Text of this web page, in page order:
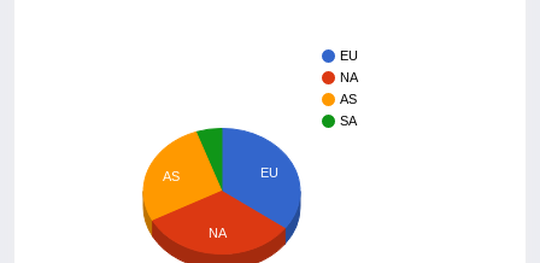
EU
NA
AS
SA
EU
AS
NA